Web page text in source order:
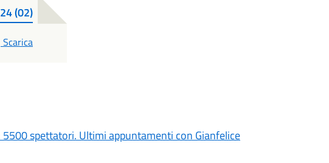
(02)
PDF
Scarica
spettatori. Ultimi appuntamenti con Gianfelice